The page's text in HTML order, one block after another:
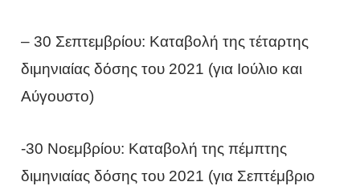
– 30 Σεπτεμβρίου: Καταβολή της τέταρτης
διμηνιαίας δόσης του 2021 (για Ιούλιο και
Αύγουστο)
-30 Νοεμβρίου: Καταβολή της πέμπτης
διμηνιαίας δόσης του 2021 (για Σεπτέμβριο